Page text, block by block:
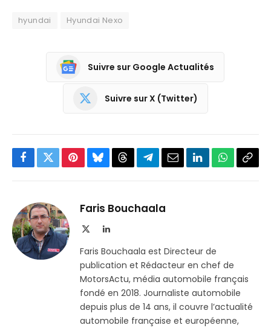
hyundai Hyundai Nexo
Suivre sur Google Actualités
Suivre sur X (Twitter)
Facebook
TwitterPinterestBlueskyThreadsPartager
Telegram
EmailLinkedInWhatsApp
Faris Bouchaala
LinkedIn
Faris Bouchaala est Directeur de
publication et Rédacteur en chef de
MotorsActu, média automobile français
fondé en 2018. Journaliste automobile
depuis plus de 14 ans, il couvre l’actualité
automobile française et européenne,